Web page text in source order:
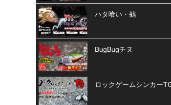
ハタ喰い・鵺
BugBugチヌ
ロックゲームシンカー